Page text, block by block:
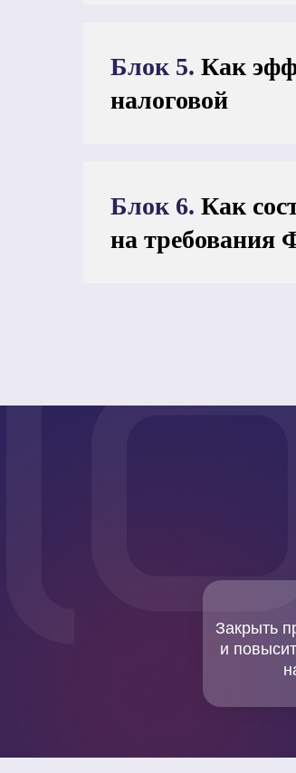
Блок 5. Как
налоговой
Блок 6. Как
на требования
Закрыть
и